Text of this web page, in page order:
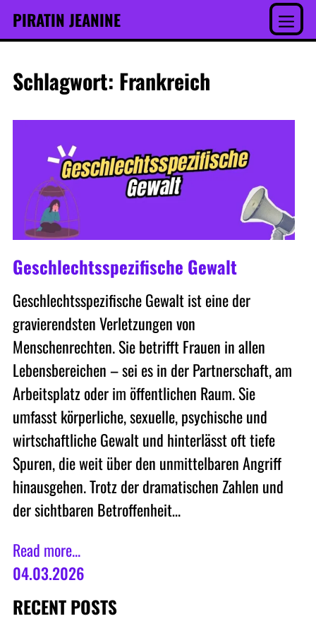
springen
Skip
to
PIRATIN JEANINE
Menu
Schlagwort: Frankreich
Geschlechtsspezifische Gewalt
Geschlechtsspezifische Gewalt ist eine der
gravierendsten Verletzungen von
Menschenrechten. Sie betrifft Frauen in allen
Lebensbereichen – sei es in der Partnerschaft, am
Arbeitsplatz oder im öffentlichen Raum. Sie
umfasst körperliche, sexuelle, psychische und
wirtschaftliche Gewalt und hinterlässt oft tiefe
Spuren, die weit über den unmittelbaren Angriff
hinausgehen. Trotz der dramatischen Zahlen und
der sichtbaren Betroffenheit…
Read more...
04.03.2026
RECENT POSTS